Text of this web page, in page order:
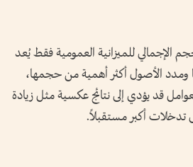
الإجمالي للميزانية العمومية فقط يُعد
ومدد الأصول أكثر أهمية من حجمها،
قد يؤدي إلى نتائج عكسية مثل زيادة
تدخلات أكبر مستقبلاً.